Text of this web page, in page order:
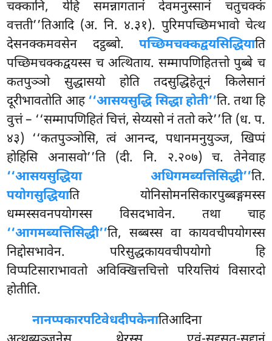
चक्कानि, येहि समन्नागतानं देवमनुस्सानं चतुचक्कं
वत्तती’’तिआदि (अ. नि. ४.३१). पुरिमपच्छिमभावो चेत्थ
देसनक्कमवसेन दट्ठब्बो. पच्छिमचक्कद्वयसिद्धियाति
पच्छिमचक्कद्वयस्स च अत्थिताय. सम्मापणिहितत्तो पुब्बे च
कतपुञ्ञो सुद्धासयो होति तदसुद्धिहेतूनं किलेसानं
दूरीभावतोति आह‘‘आसयसुद्धि सिद्धा होती’’ति. तथा हि
वुत्तं – ‘‘सम्मापणिहितं चित्तं, सेय्यसो नं ततो करे’’ति (ध. प.
४३) ‘‘कतपुञ्ञोसि, त्वं आनन्द, पधानमनुयुञ्ज, खिप्पं
होहिसि अनासवो’’ति (दी. नि. २.२०७) च. तेनेवाह
‘‘आसयसुद्धिया अधिगमब्यत्तिसिद्धी’’ति.
पयोगसुद्धियाति योनिसोमनसिकारपुब्बङ्गमस्स
धम्मस्सवनपयोगस्स विसदभावेन. तथा चाह
‘‘आगमब्यत्तिसिद्धी’’ति, सब्बस्स वा कायवचीपयोगस्स
निद्दोसभावेन. परिसुद्धकायवचीपयोगो हि
विप्पटिसाराभावतो अविक्खित्तचित्तो परियत्तियं विसारदो
होतीति.
नानप्पकारपटिवेधदीपकेनातिआदिना